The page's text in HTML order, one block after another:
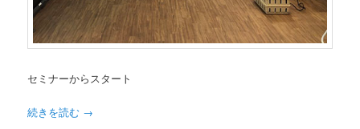
セミナーからスタート
続きを読む →